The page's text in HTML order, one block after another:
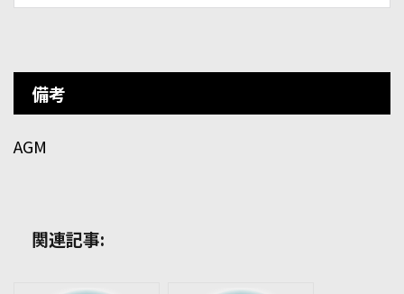
備考
AGM
関連記事: